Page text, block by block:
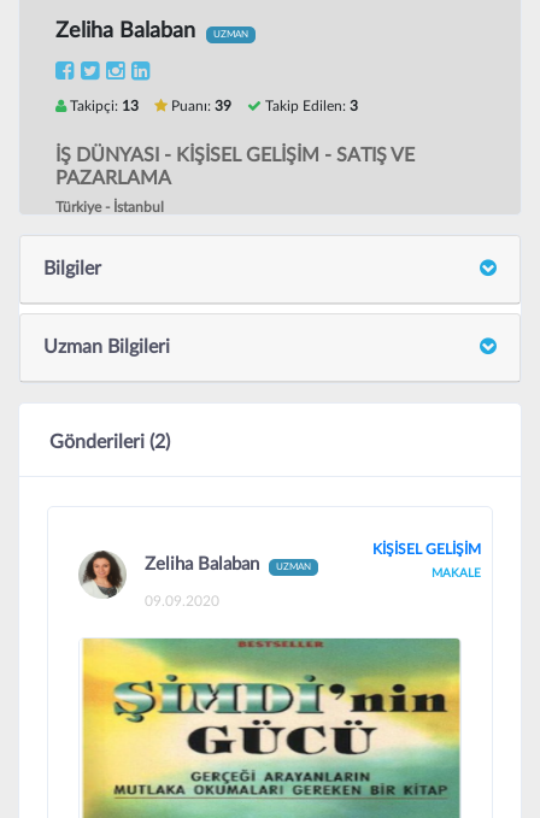
Zeliha Balaban UZMAN
Takipçi: 13 Puanı: 39 Takip Edilen: 3
İŞ DÜNYASI - KİŞİSEL GELİŞİM - SATIŞ VE
PAZARLAMA
Türkiye - İstanbul
Bilgiler
Uzman Bilgileri
Gönderileri (2)
Zeliha Balaban UZMAN
09.09.2020
KİŞİSEL GELİŞİM
MAKALE